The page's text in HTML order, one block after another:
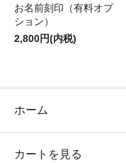
お名前刻印（有料オプ
ション）
2,800円(内税)
ホーム
カートを見る